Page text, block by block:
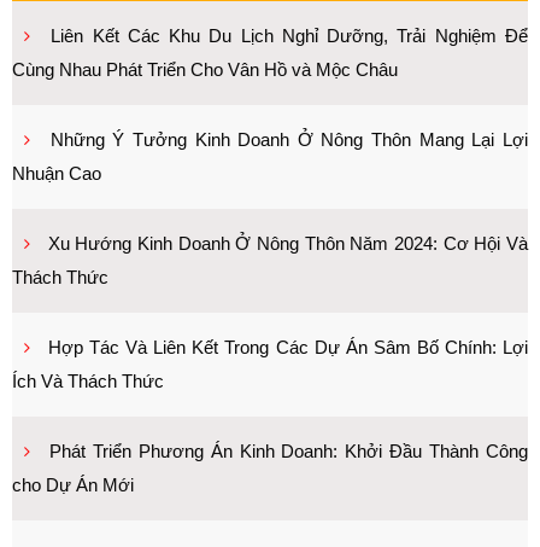
Liên Kết Các Khu Du Lịch Nghỉ Dưỡng, Trải Nghiệm Để
Cùng Nhau Phát Triển Cho Vân Hồ và Mộc Châu
Những Ý Tưởng Kinh Doanh Ở Nông Thôn Mang Lại Lợi
Nhuận Cao
Xu Hướng Kinh Doanh Ở Nông Thôn Năm 2024: Cơ Hội Và
Thách Thức
Hợp Tác Và Liên Kết Trong Các Dự Án Sâm Bố Chính: Lợi
Ích Và Thách Thức
Phát Triển Phương Án Kinh Doanh: Khởi Đầu Thành Công
cho Dự Án Mới